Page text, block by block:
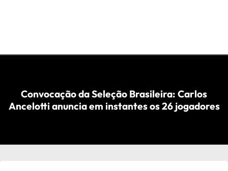
Convocação da Seleção Brasileira: Carlos
Ancelotti anuncia em instantes os 26 jogadores